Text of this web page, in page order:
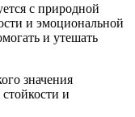
с природной
и эмоциональной
и утешать
значения
и